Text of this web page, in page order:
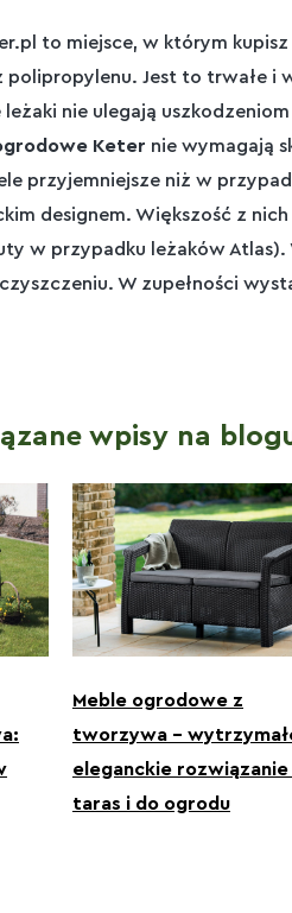
to miejsce, w którym
polipropylenu. Jest to trwałe
leżaki nie ulegają
Keter nie wymagają
przyjemniejsze niż w
designem. Większość z
w przypadku leżaków
W zupełności
wpisy na
Meble ogrodowe z
tworzywa –
eleganckie rozwiązanie
taras i do ogrodu